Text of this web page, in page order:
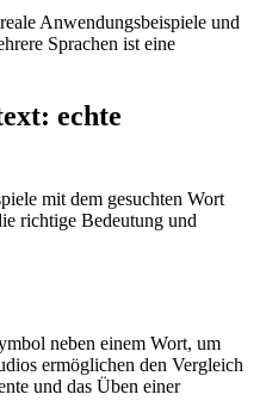
Anwendungsbeispiele und
Sprachen ist eine
echte
mit dem gesuchten Wort
richtige Bedeutung und
neben einem Wort, um
ermöglichen den Vergleich
und das Üben einer